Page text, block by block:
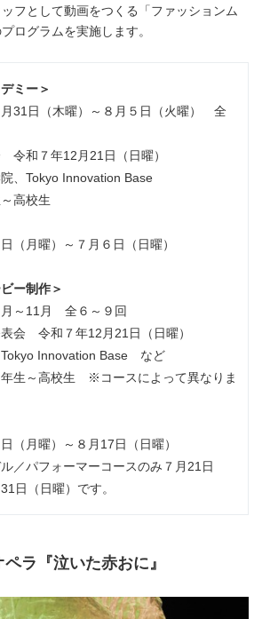
フとして動画をつくる「ファッションム
ログラムを実施します。
ミー＞
月31日（木曜）～８月５日（火曜） 全
７年12月21日（日曜）
院、Tokyo Innovation Base
高校生
（月曜）～７月６日（日曜）
ー制作＞
月～11月 全６～９回
７年12月21日（日曜）
Tokyo Innovation Base など
年生～高校生 ※コースによって異なりま
（月曜）～８月17日（日曜）
ーマーコースのみ７月21日
日（日曜）です。
ペラ『泣いた赤おに』